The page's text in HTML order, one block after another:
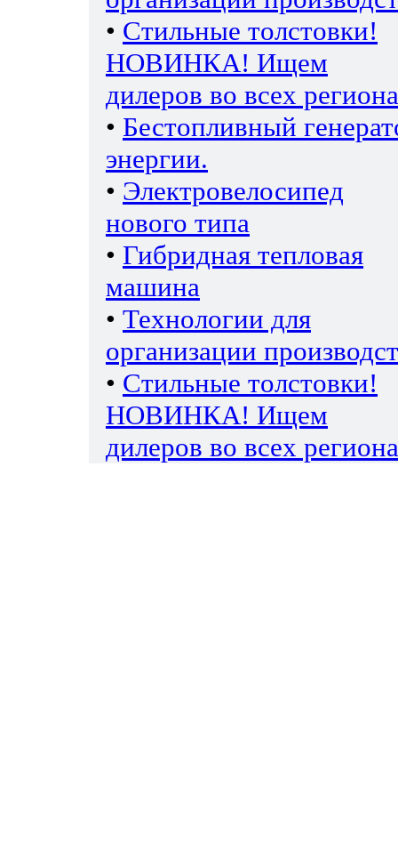
• Стильные толстовки!
НОВИНКА! Ищем
дилеров во всех
• Бестопливный
энергии.
• Электровелосипед
нового типа
• Гибридная тепловая
машина
• Технологии для
организации
• Стильные толстовки!
НОВИНКА! Ищем
дилеров во всех